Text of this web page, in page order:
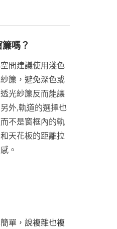
嗎？
間建議使用淺色
簾，避免深色或
光紗簾反而能讓
外,軌道的選擇也
不是窗框內的軌
天花板的距離拉
。
單，說複雜也複